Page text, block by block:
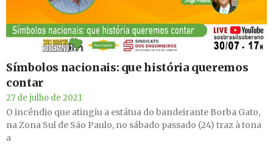
Símbolos nacionais: que história queremos
contar
27 de julho de 2021
O incêndio que atingiu a estátua do bandeirante Borba Gato,
na Zona Sul de São Paulo, no sábado passado (24) traz à tona
a